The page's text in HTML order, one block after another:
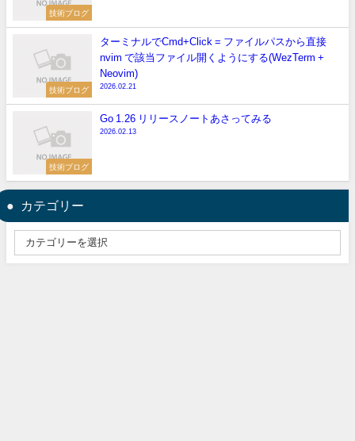
技術ブログ
技術ブログ
ターミナルでCmd+Click = ファイルパスから直接
nvim で該当ファイル開くようにする(WezTerm +
Neovim)
2026.02.21
技術ブログ
Go 1.26 リリースノートあさってみる
2026.02.13
カテゴリー